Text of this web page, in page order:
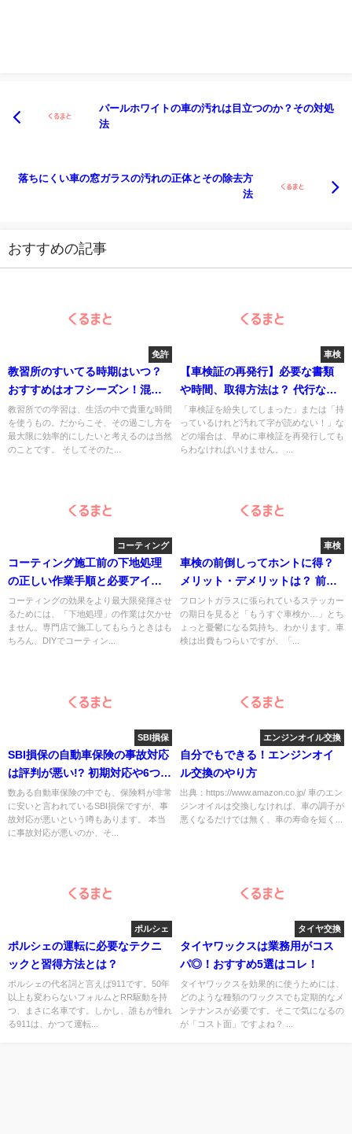
パールホワイトの車の汚れは目立つのか？その対処
法
落ちにくい車の窓ガラスの汚れの正体とその除去方
法
おすすめの記事
免許
教習所のすいてる時期はいつ？
おすすめはオフシーズン！混雑
する繁忙期を避けて閑散期を利
用しよう！
教習所での学習は、生活の中で貴重な時間
を使うもの。だからこそ、その過ごし方を
最大限に効率的にしたいと考えるのは当然
のことです。 そしてそのた...
車検
【車検証の再発行】必要な書類
や時間、取得方法は？ 代行なら
どうする？
「車検証を紛失してしまった」または「持
っているけれど汚れて字が読めない！」な
どの場合は、早めに車検証を再発行しても
らわなければいけません。 ...
コーティング
コーティング施工前の下地処理
の正しい作業手順と必要アイテ
ム
コーティングの効果をより最大限発揮させ
るためには、「下地処理」の作業は欠かせ
ません。専門店で施工してもらうときはも
ちろん、DIYでコーティン...
車検
車検の前倒しってホントに得？
メリット・デメリットは？ 前倒
しする時の注意点は？
フロントガラスに張られているステッカー
の期日を見ると「もうすぐ車検か…」とち
ょっと憂鬱になる気持ち、わかります。車
検は出費もつらいですが、「...
SBI損保
SBI損保の自動車保険の事故対応
は評判が悪い!? 初期対応や6つの
ロードサービス内容を徹底解
説！
数ある自動車保険の中でも、保険料が非常
に安いと言われているSBI損保ですが、事
故対応が悪いという噂もあります。 本当
に事故対応が悪いのか、そ...
エンジンオイル交換
自分でもできる！エンジンオイ
ル交換のやり方
出典：https://www.amazon.co.jp/ 車のエン
ジンオイルは交換しなければ、車の調子が
悪くなるだけでは無く、車の寿命を短く...
ポルシェ
ポルシェの運転に必要なテクニ
ックと習得方法とは？
ポルシェの代名詞と言えば911です。50年
以上も変わらないフォルムとRR駆動を持
つ、まさに名車です。しかし、誰もが憧れ
る911は、かつて運転...
タイヤ交換
タイヤワックスは業務用がコス
パ◎！おすすめ5選はコレ！
タイヤワックスを効果的に使うためには、
どのような種類のワックスでも定期的なメ
ンテナンスが必要です。そこで気になるの
が「コスト面」ですよね？ ...